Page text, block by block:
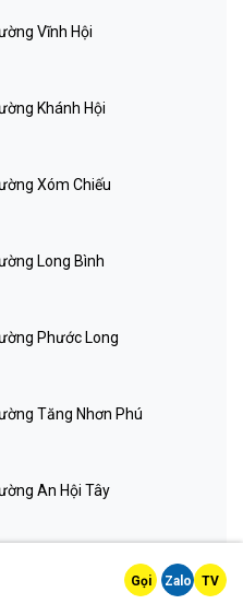
Vĩnh Hội
Khánh Hội
Xóm Chiếu
Long Bình
Phước Long
Tăng Nhơn Phú
An Hội Tây
Gọi Zalo TV